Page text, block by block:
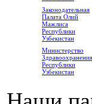
Законодательная
Палата Олий
Мажлиса
Республики
Узбекистан
Министерство
Здравоохранения
Республики
Узбекистан